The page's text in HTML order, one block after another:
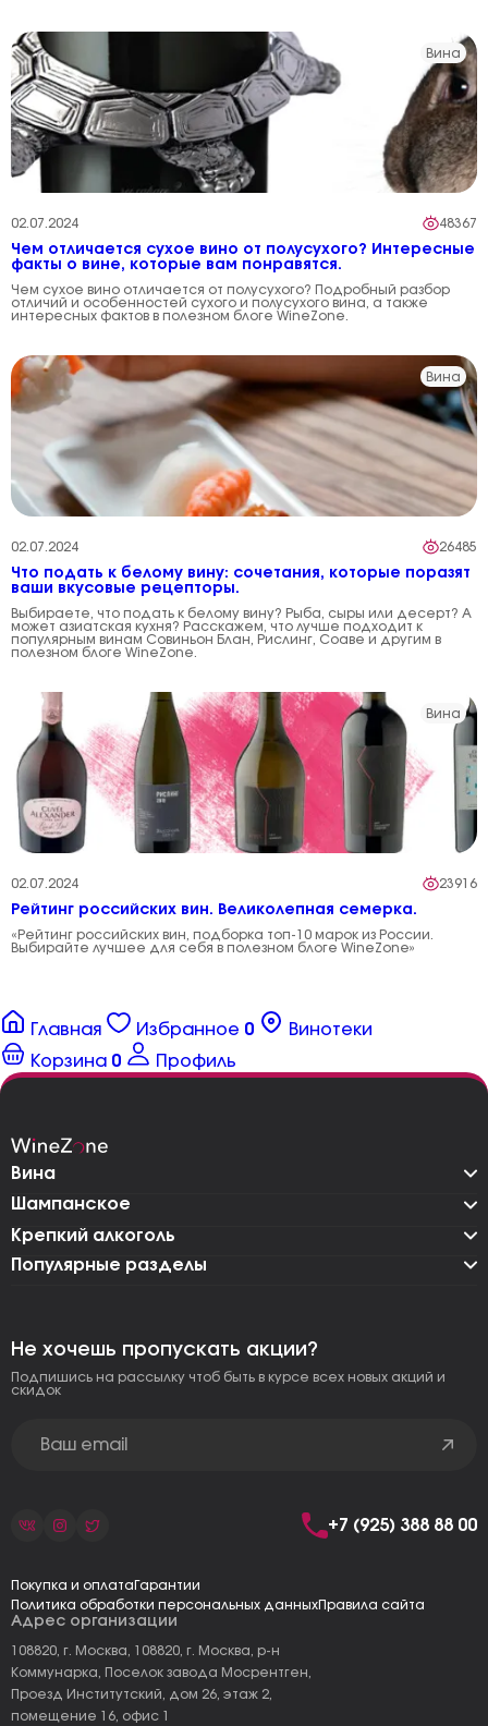
Вина
02.07.2024 48367
Чем отличается сухое вино от полусухого? Интересные
факты о вине, которые вам понравятся.
Чем сухое вино отличается от полусухого? Подробный разбор
отличий и особенностей сухого и полусухого вина, а также
интересных фактов в полезном блоге WineZone.
Вина
02.07.2024 26485
Что подать к белому вину: сочетания, которые поразят
ваши вкусовые рецепторы.
Выбираете, что подать к белому вину? Рыба, сыры или десерт? А
может азиатская кухня? Расскажем, что лучше подходит к
популярным винам Совиньон Блан, Рислинг, Соаве и другим в
полезном блоге WineZone.
Вина
02.07.2024 23916
Рейтинг российских вин. Великолепная семерка.
«Рейтинг российских вин, подборка топ-10 марок из России.
Выбирайте лучшее для себя в полезном блоге WineZone»
Главная Избранное 0
Винотеки
Корзина 0 Профиль
Вина
Шампанское
Крепкий алкоголь
Популярные разделы
Адрес организации
108820, г. Москва, 108820, г. Москва, р-н
Коммунарка, Поселок завода Мосрентген,
Проезд Институтский, дом 26, этаж 2,
помещение 16, офис 1
Не хочешь пропускать акции?
Подпишись на рассылку чтоб быть в курсе всех новых акций и
скидок
+7 (925) 388 88 00
Покупка и оплата Гарантии
Политика обработки персональных данныхПравила сайта